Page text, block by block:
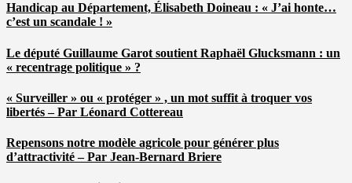
Handicap au Département, Élisabeth Doineau : « J’ai honte…
c’est un scandale ! »
Le député Guillaume Garot soutient Raphaël Glucksmann : un
« recentrage politique » ?
« Surveiller » ou « protéger » , un mot suffit à troquer vos
libertés – Par Léonard Cottereau
Repensons notre modèle agricole pour générer plus
d’attractivité – Par Jean-Bernard Briere